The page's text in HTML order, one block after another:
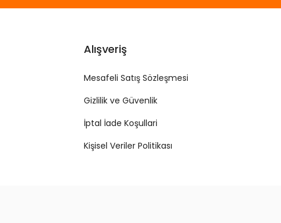
Alışveriş
Mesafeli Satış Sözleşmesi
Gizlilik ve Güvenlik
İptal İade Koşullari
Kişisel Veriler Politikası